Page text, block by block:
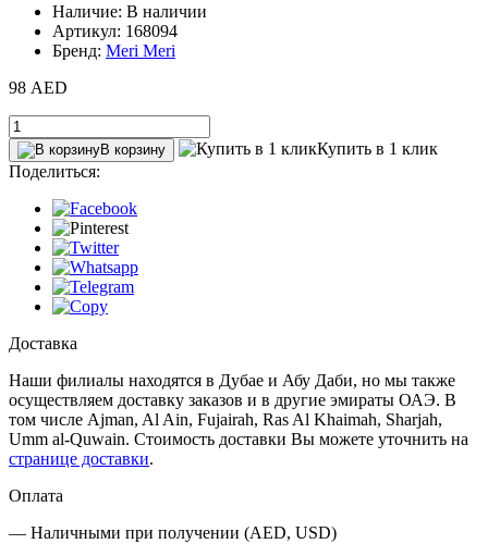
Наличие: В наличии
Артикул: 168094
Бренд: Meri Meri
98 AED
В корзину
Купить в 1 клик
Поделиться:
Доставка
Наши филиалы находятся в Дубае и Абу Даби, но мы также
осуществляем доставку заказов и в другие эмираты ОАЭ. В
том числе Ajman, Al Ain‎, Fujairah, Ras Al Khaimah, Sharjah,
Umm al-Quwain. Стоимость доставки Вы можете уточнить на
странице доставки.
Оплата
— Наличными при получении (AED, USD)